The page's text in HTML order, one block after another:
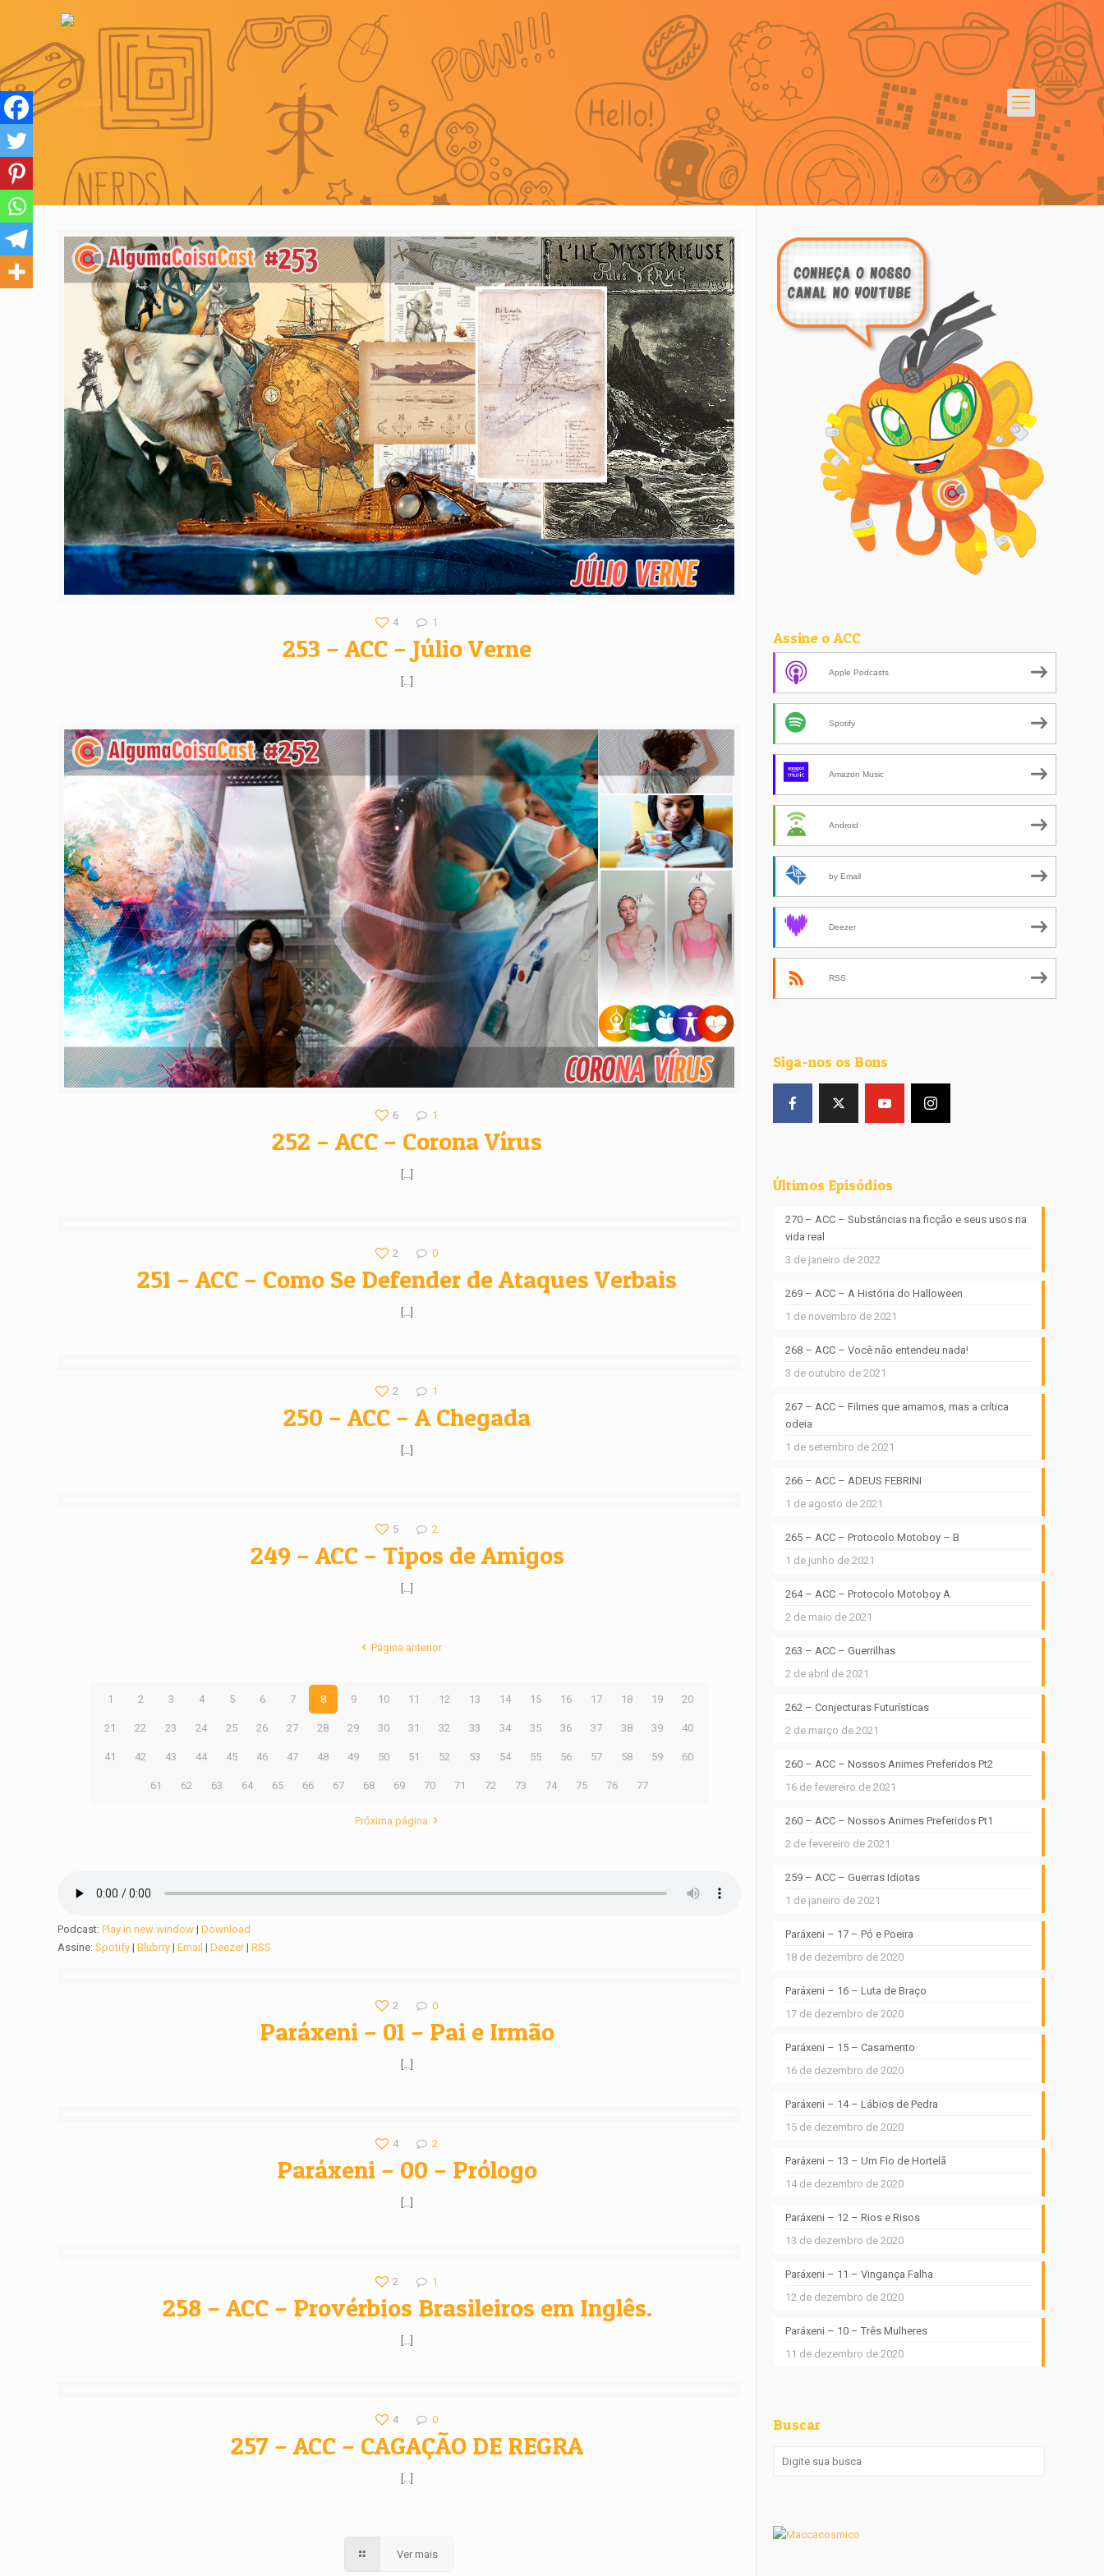
4 1
253 – ACC – Júlio Verne
[…]
6 1
252 – ACC – Corona Vírus
[…]
2 0
251 – ACC – Como Se Defender de Ataques Verbais
[…]
2 1
250 – ACC – A Chegada
[…]
5 2
249 – ACC – Tipos de Amigos
[…]
Página anterior
1 2 3 4 5 6 7 8 9 10 11 12 13 14 15 16 17 18 19 20
21 22 23 24 25 26 27 28 29 30 31 32 33 34 35 36 37 38 39 40
41 42 43 44 45 46 47 48 49 50 51 52 53 54 55 56 57 58 59 60
61 62 63 64 65 66 67 68 69 70 71 72 73 74 75 76 77
Próxima página
Podcast:Play in new window |Download
Assine:Spotify |Blubrry |Email |Deezer|RSS
2 0
Paráxeni – 01 – Pai e Irmão
[…]
4 2
Paráxeni – 00 – Prólogo
[…]
2 1
258 – ACC – Provérbios Brasileiros em Inglês.
[…]
4 0
257 – ACC – CAGAÇÃO DE REGRA
[…]
Ver mais
Assine o ACC
Apple Podcasts
Spotify
Amazon Music
Android
by Email
Deezer
RSS
Siga-nos os Bons
Últimos Episódios
270 – ACC – Substâncias na ficção e seus usos na
vida real
3 de janeiro de 2022
269 – ACC – A História do Halloween
1 de novembro de 2021
268 – ACC – Você não entendeu nada!
3 de outubro de 2021
267 – ACC – Filmes que amamos, mas a crítica
odeia
1 de setembro de 2021
266 – ACC – ADEUS FEBRINI
1 de agosto de 2021
265 – ACC – Protocolo Motoboy – B
1 de junho de 2021
264 – ACC – Protocolo Motoboy A
2 de maio de 2021
263 – ACC – Guerrilhas
2 de abril de 2021
262 – Conjecturas Futurísticas
2 de março de 2021
260 – ACC – Nossos Animes Preferidos Pt2
16 de fevereiro de 2021
260 – ACC – Nossos Animes Preferidos Pt1
2 de fevereiro de 2021
259 – ACC – Guerras Idiotas
1 de janeiro de 2021
Paráxeni – 17 – Pó e Poeira
18 de dezembro de 2020
Paráxeni – 16 – Luta de Braço
17 de dezembro de 2020
Paráxeni – 15 – Casamento
16 de dezembro de 2020
Paráxeni – 14 – Lábios de Pedra
15 de dezembro de 2020
Paráxeni – 13 – Um Fio de Hortelã
14 de dezembro de 2020
Paráxeni – 12 – Rios e Risos
13 de dezembro de 2020
Paráxeni – 11 – Vingança Falha
12 de dezembro de 2020
Paráxeni – 10 – Três Mulheres
11 de dezembro de 2020
Buscar